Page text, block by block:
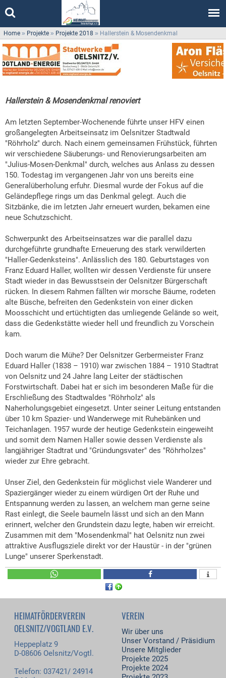
Home » Projekte » Projekte 2018 » Hallerstein & Mosendenkmal
Hallerstein & Mosendenkmal renoviert
Am letzten September-Wochenende führte unser HFV einen
großangelegten Arbeitseinsatz im Oelsnitzer Stadtwald
"Röhrholz" durch. Nach einem gemeinsamen Frühstück, führten
wir verschiedene Säuberungs- und Renovierungsarbeiten am
"Julius-Mosen-Denkmal" durch, welches aus Anlass zu dessen
150. Todestag im vergangenen Jahr von uns bereits eine
Generalüberholung erfuhr. Diesmal wurde der Fokus auf die
Geländepflege rings um das Denkmal gelegt. Auch die
Sitzbänke, die im letzten Jahr erneuert wurden, bekamen eine
neue Schutzschicht.
Schwerpunkt des Arbeitseinsatzes war die parallel dazu
durchgeführte grundhafte Erneuerung des stark verwilderten
"Haller-Gedenksteins". Anlässlich des 180. Geburtstages von
Franz Eduard Haller, wollten wir dessen Verdienste für unsere
Stadt wieder in das Bewusstsein der Oelsnitzer Bürgerschaft
rücken. In diesem Rahmen fällten wir morsche Bäume, rodeten
alte Büsche, befreiten den Gedenkstein von einer dicken
Moosschicht und ertüchtigten das umliegende Gelände so weit,
dass die Gedenkstätte wieder hell und freundlich zu Vorschein
kam.
Doch warum die Mühe? Der Oelsnitzer Gerbermeister Franz
Eduard Haller (1838 – 1910) war zwischen 1884 – 1910 Stadtrat
von Oelsnitz und 24 Jahre lang Leiter der städtischen
Forstwirtschaft. Dabei hat er sich im besonderen Maße für die
Erschließung des Stadtwaldes "Röhrholz" als
Naherholungsgebiet eingesetzt. Unter seiner Leitung entstanden
über 10 km Spazier- und Wanderwege mit Ruhebänken und
Teichanlagen. 1957 wurde der heutige Gedenkstein eingeweiht
und somit dem Namen Haller sowie dessen Verdienste als
langjähriger Stadtrat und "Gründungsvater" des "Röhrholzes"
wieder zur Ehre gebracht.
Unser Ziel, den Gedenkstein für möglichst viele Wanderer und
Spaziergänger wieder zu einem würdigen Ort der Ruhe und
Entspannung werden zu lassen, an welchem man gerne seine
Rast einlegt, die Seele baumeln lässt und sich an den Mann
erinnert, welcher den Grundstein dazu legte, haben wir erreicht.
Zusammen mit dem "Mosendenkmal" hat Oelsnitz nun zwei
attraktive Ausflugsziele direkt vor der Haustür - in der "grünen
Lunge" unserer Sperkenstadt.
HEIMATFÖRDERVEREIN
OELSNITZ/VOGTLAND E.V.
Heppeplatz 9
D-08606 Oelsnitz/Vogtl.
Telefon: 037421/ 24914
VEREIN
Wir über uns
Unser Vorstand / Präsidium
Unsere Mitglieder
Projekte 2025
Projekte 2024